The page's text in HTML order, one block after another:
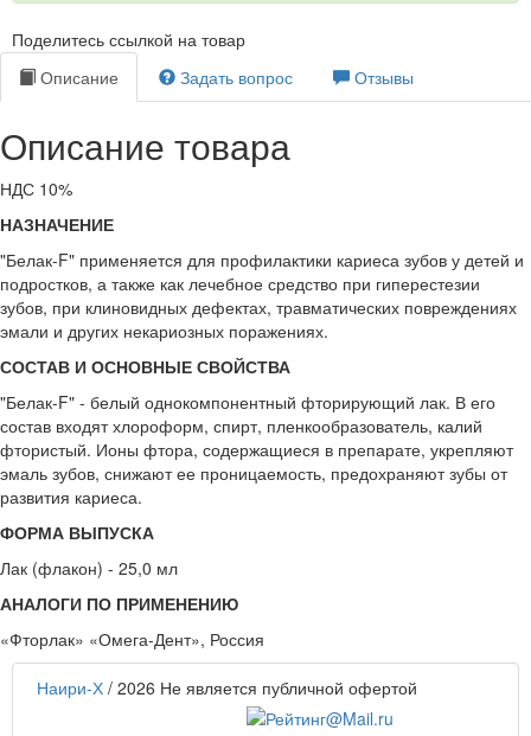
Поделитесь ссылкой на товар
Описание
Задать вопрос Отзывы
Описание товара
НДС 10%
НАЗНАЧЕНИЕ
"Белак-F" применяется для профилактики кариеса зубов у детей и
подростков, а также как лечебное средство при гиперестезии
зубов, при клиновидных дефектах, травматических повреждениях
эмали и других некариозных поражениях.
СОСТАВ И ОСНОВНЫЕ СВОЙСТВА
"Белак-F" - белый однокомпонентный фторирующий лак. В его
состав входят хлороформ, спирт, пленкообразователь, калий
фтористый. Ионы фтора, содержащиеся в препарате, укрепляют
эмаль зубов, снижают ее проницаемость, предохраняют зубы от
развития кариеса.
ФОРМА ВЫПУСКА
Лак (флакон) - 25,0 мл
АНАЛОГИ ПО ПРИМЕНЕНИЮ
«Фторлак» «Омега-Дент», Россия
Наири-Х / 2026 Не является публичной офертой